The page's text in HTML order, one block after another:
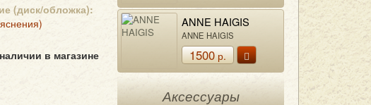
(диск/обложка):
в магазине
ANNE HAIGIS
ANNE HAIGIS
1500р.
Аксессуары